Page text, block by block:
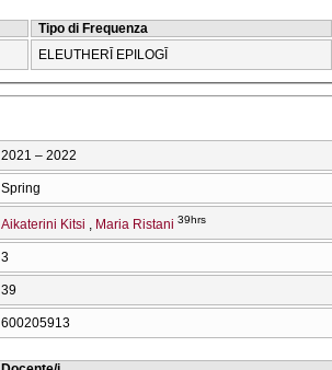
Tipo di Frequenza
ELEUTHERĪ EPILOGĪ
2021 – 2022
Spring
Aikaterini Kitsi Maria Ristani 39hrs
3
39
600205913